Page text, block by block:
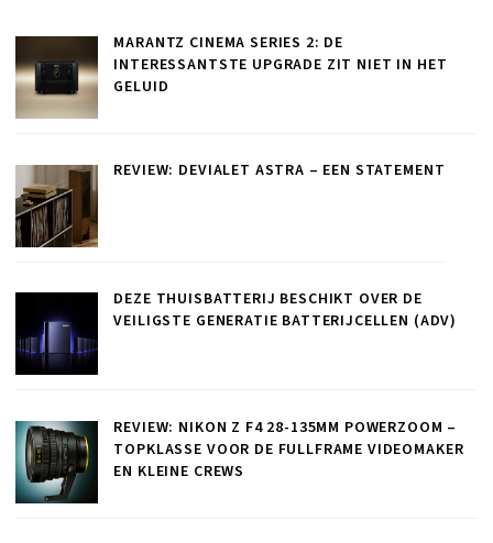
MARANTZ CINEMA SERIES 2: DE
INTERESSANTSTE UPGRADE ZIT NIET IN HET
GELUID
REVIEW: DEVIALET ASTRA – EEN STATEMENT
DEZE THUISBATTERIJ BESCHIKT OVER DE
VEILIGSTE GENERATIE BATTERIJCELLEN (ADV)
REVIEW: NIKON Z F4 28-135MM POWERZOOM –
TOPKLASSE VOOR DE FULLFRAME VIDEOMAKER
EN KLEINE CREWS